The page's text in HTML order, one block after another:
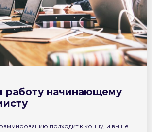
работу начинающему
подходит к концу, и вы не